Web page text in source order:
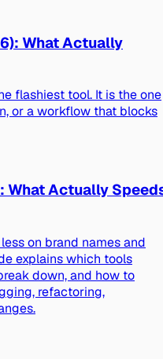
What Actually
flashiest tool. It is the one
or a workflow that blocks
What Actually
on brand names and
explains which tools
down, and how to
refactoring,